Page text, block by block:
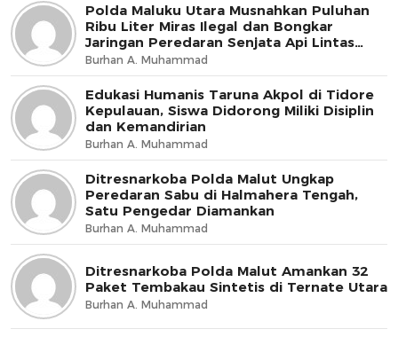
Polda Maluku Utara Musnahkan Puluhan
Ribu Liter Miras Ilegal dan Bongkar
Jaringan Peredaran Senjata Api Lintas
Negara
Burhan A. Muhammad
Edukasi Humanis Taruna Akpol di Tidore
Kepulauan, Siswa Didorong Miliki Disiplin
dan Kemandirian
Burhan A. Muhammad
Ditresnarkoba Polda Malut Ungkap
Peredaran Sabu di Halmahera Tengah,
Satu Pengedar Diamankan
Burhan A. Muhammad
Ditresnarkoba Polda Malut Amankan 32
Paket Tembakau Sintetis di Ternate Utara
Burhan A. Muhammad